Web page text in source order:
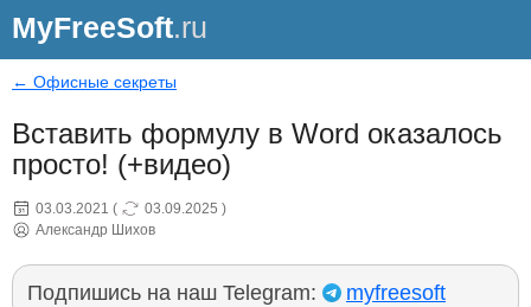
MyFreeSoft.ru
← Офисные секреты
Вставить формулу в Word оказалось
просто! (+видео)
03.03.2021 ( 03.09.2025 )
Александр Шихов
Подпишись на наш Telegram: myfreesoft